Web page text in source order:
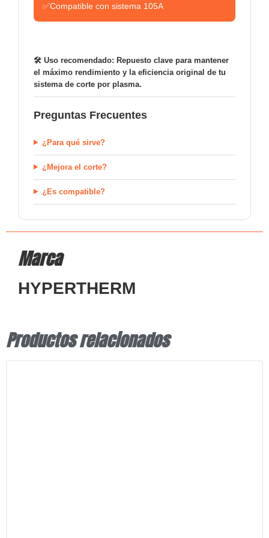
✅Compatible con sistema 105A
🛠️ Uso recomendado: Repuesto clave para mantener
el máximo rendimiento y la eficiencia original de tu
sistema de corte por plasma.
Preguntas Frecuentes
¿Para qué sirve?
¿Mejora el corte?
¿Es compatible?
Marca
HYPERTHERM
Productos relacionados